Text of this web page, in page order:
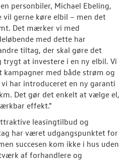
personbiler, Michael Ebeling,
vil gerne køre elbil – men det
Det mærker vi med
med dette har
tiltag, der skal gøre det
at investere i en ny elbil. Vi
kampagner med både strøm og
har introduceret en ny garanti
Det gør det enkelt at vælge el,
effekt."
leasingtilbud og
har været udgangspunktet for
succesen kom ikke i hus uden
af forhandlere og